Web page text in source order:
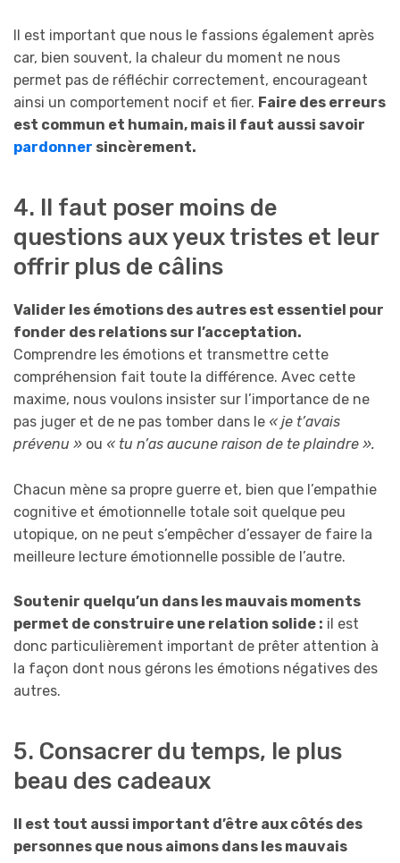
Il est important que nous le fassions également après
car, bien souvent, la chaleur du moment ne nous
permet pas de réfléchir correctement, encourageant
ainsi un comportement nocif et fier. Faire des erreurs
est commun et humain, mais il faut aussi savoir
pardonner sincèrement.
4. Il faut poser moins de
questions aux yeux tristes et leur
offrir plus de câlins
Valider les émotions des autres est essentiel pour
fonder des relations sur l’acceptation.
Comprendre les émotions et transmettre cette
compréhension fait toute la différence. Avec cette
maxime, nous voulons insister sur l’importance de ne
pas juger et de ne pas tomber dans le « je t’avais
prévenu » ou « tu n’as aucune raison de te plaindre ».
Chacun mène sa propre guerre et, bien que l’empathie
cognitive et émotionnelle totale soit quelque peu
utopique, on ne peut s’empêcher d’essayer de faire la
meilleure lecture émotionnelle possible de l’autre.
Soutenir quelqu’un dans les mauvais moments
permet de construire une relation solide : il est
donc particulièrement important de prêter attention à
la façon dont nous gérons les émotions négatives des
autres.
5. Consacrer du temps, le plus
beau des cadeaux
Il est tout aussi important d’être aux côtés des
personnes que nous aimons dans les mauvais